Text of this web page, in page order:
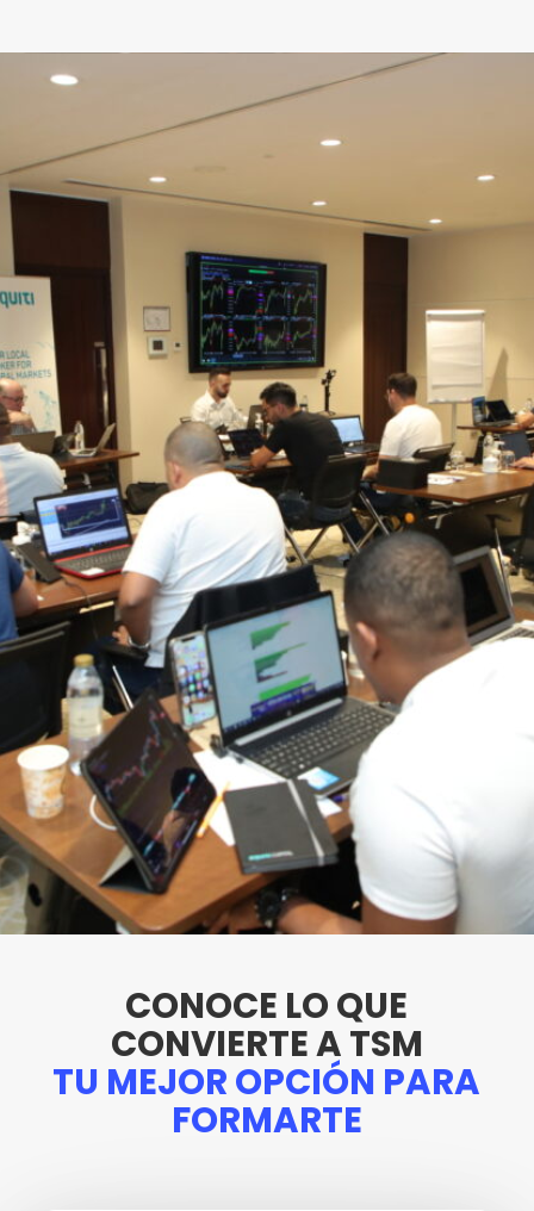
CONOCE LO QUE
CONVIERTE A TSM
TU MEJOR OPCIÓN PARA
FORMARTE